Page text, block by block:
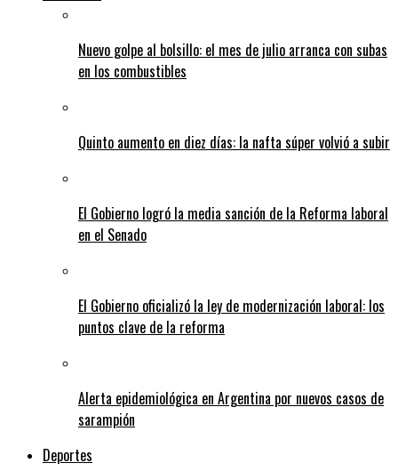
Nuevo golpe al bolsillo: el mes de julio arranca con subas
en los combustibles
Quinto aumento en diez días: la nafta súper volvió a subir
El Gobierno logró la media sanción de la Reforma laboral
en el Senado
El Gobierno oficializó la ley de modernización laboral: los
puntos clave de la reforma
Alerta epidemiológica en Argentina por nuevos casos de
sarampión
Deportes